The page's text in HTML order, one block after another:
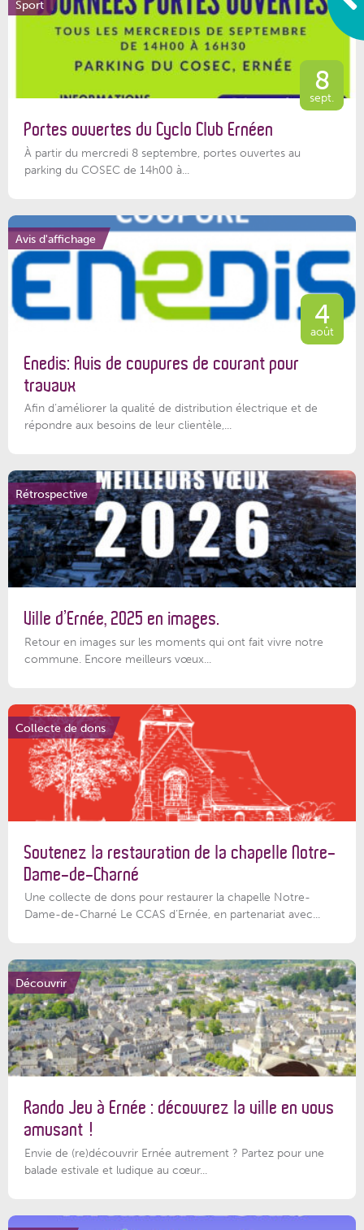
Sport
8
sept.
Portes ouvertes du Cyclo Club Ernéen
À partir du mercredi 8 septembre, portes ouvertes au
parking du COSEC de 14h00 à...
Avis d'affichage
4
août
Enedis: Avis de coupures de courant pour
travaux
Afin d’améliorer la qualité de distribution électrique et de
répondre aux besoins de leur clientèle,...
Rétrospective
Ville d’Ernée, 2025 en images.
Retour en images sur les moments qui ont fait vivre notre
commune. Encore meilleurs vœux...
Collecte de dons
Soutenez la restauration de la chapelle Notre-
Dame-de-Charné
Une collecte de dons pour restaurer la chapelle Notre-
Dame-de-Charné Le CCAS d’Ernée, en partenariat avec...
Découvrir
Rando Jeu à Ernée : découvrez la ville en vous
amusant !
Envie de (re)découvrir Ernée autrement ? Partez pour une
balade estivale et ludique au cœur...